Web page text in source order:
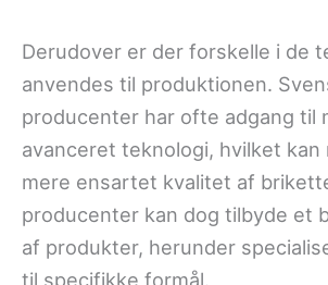
Derudover er der forskelle i de
anvendes til produktionen.
producenter har ofte adgang til
avanceret teknologi, hvilket kan
mere ensartet kvalitet af
producenter kan dog tilbyde et
af produkter, herunder
til specifikke formål.